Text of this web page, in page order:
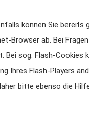
können Sie bereits
Browser ab. Bei
sog. Flash-Cookies
Ihres Flash-Players
bitte ebenso die